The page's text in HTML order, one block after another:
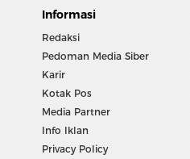
Informasi
Redaksi
Pedoman Media Siber
Karir
Kotak Pos
Media Partner
Info Iklan
Privacy Policy